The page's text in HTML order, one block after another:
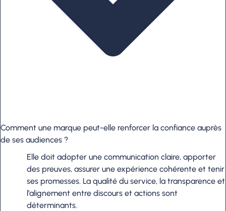
Comment une marque peut-elle renforcer la confiance auprès
de ses audiences ?
Elle doit adopter une communication claire, apporter
des preuves, assurer une expérience cohérente et tenir
ses promesses. La qualité du service, la transparence et
l’alignement entre discours et actions sont
déterminants.